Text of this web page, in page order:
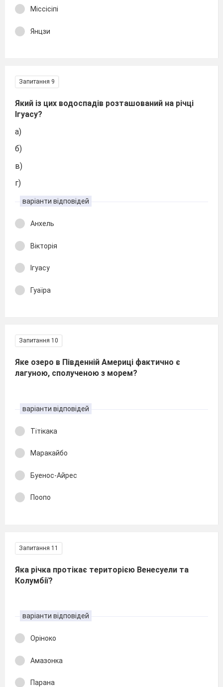
Міссісіпі
Янцзи
Запитання 9
Який із цих водоспадів розташований на річці
Ігуасу?
а)
б)
в)
г)
варіанти відповідей
Анхель
Вікторія
Ігуасу
Гуаїра
Запитання 10
Яке озеро в Південній Америці фактично є
лагуною, сполученою з морем?
варіанти відповідей
Тітікака
Маракайбо
Буенос-Айрес
Поопо
Запитання 11
Яка річка протікає територією Венесуели та
Колумбії?
варіанти відповідей
Оріноко
Амазонка
Парана